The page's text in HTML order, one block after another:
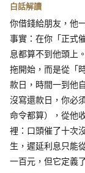
白話解讀
你借錢給朋友，他
事實：在你「正式
息都算不到他頭上
拖開始，而是從「
款日，時間一到他
沒寫還款日，你必
命令都算），從他
裡：口頭催了十次
生，遲延利息只能
一百元，但它定義